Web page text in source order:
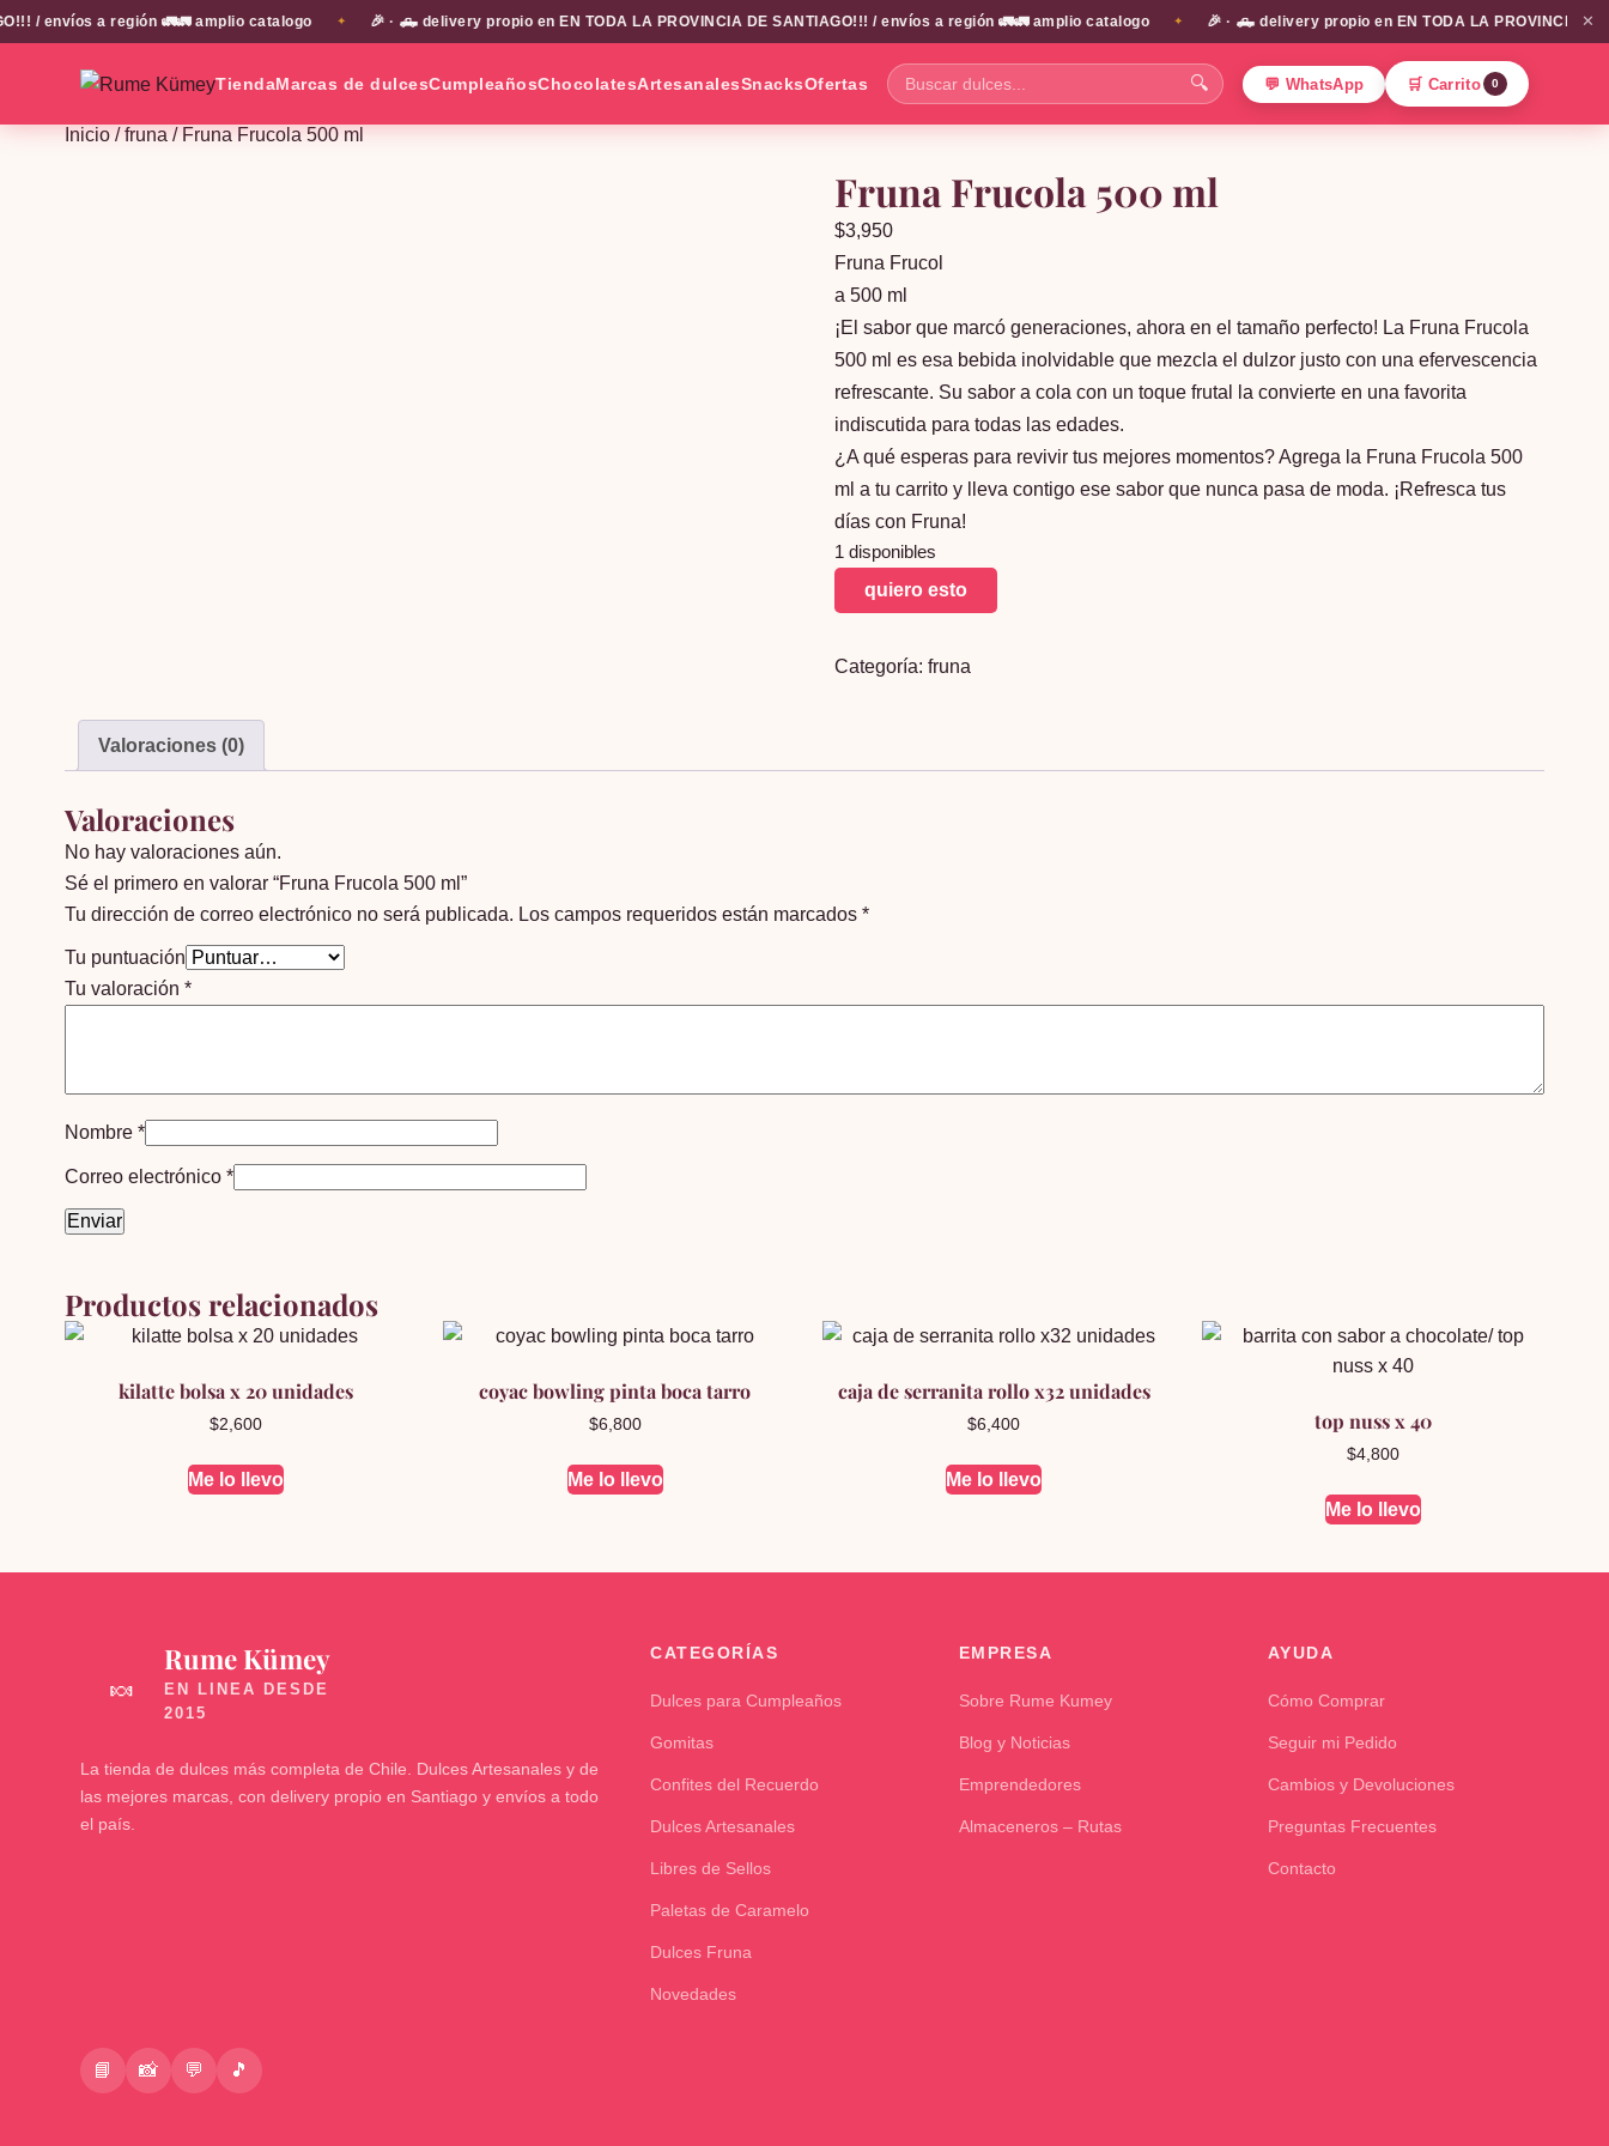
envíos a región 🚛🚛 amplio catalogo ✦ 🎉 · 🛻 delivery propio en EN TODA LA PROVINCIA DE SANTIAGO!!! / envíos a región 🚛🚛 amplio catalogo ✦ 🎉 · 🛻 delivery propio en EN TODA LA PROVINCIA DE ✕
TiendaMarcas de dulcesCumpleañosChocolatesArtesanalesSnacksOfertas
Buscar
dulces...
🔍 💬 WhatsApp 🛒 Carrito 0
Inicio/fruna / Fruna Frucola 500 ml
Fruna Frucola 500 ml
$3,950
Fruna Frucol
a 500 ml
¡El sabor que marcó generaciones, ahora en el tamaño perfecto! La Fruna Frucola
500 ml es esa bebida inolvidable que mezcla el dulzor justo con una efervescencia
refrescante. Su sabor a cola con un toque frutal la convierte en una favorita
indiscutida para todas las edades.
¿A qué esperas para revivir tus mejores momentos? Agrega la Fruna Frucola 500
ml a tu carrito y lleva contigo ese sabor que nunca pasa de moda. ¡Refresca tus
días con Fruna!
1 disponibles
Fruna
Frucola
ml
quiero esto
Categoría: fruna
Valoraciones (0)
Valoraciones
No hay valoraciones aún.
Sé el primero en valorar “Fruna Frucola 500 ml”
Tu dirección de correo electrónico no será publicada. Los campos requeridos están marcados *
Tu puntuación
Tu valoración *
Nombre *
Correo electrónico *
Productos relacionados
kilatte bolsa x 20 unidades
$2,600
Me lo llevo
coyac bowling pinta boca tarro
$6,800
Me lo llevo
caja de serranita rollo x32 unidades
$6,400
Me lo llevo
top nuss x 40
$4,800
Me lo llevo
🍬
Rume Kümey
La tienda de dulces más completa de Chile. Dulces Artesanales y de
las mejores marcas, con delivery propio en Santiago y envíos a todo
el país.
📘 📸 💬 🎵
CATEGORÍAS
Dulces para Cumpleaños
Gomitas
Confites del Recuerdo
Dulces Artesanales
Libres de Sellos
Paletas de Caramelo
Dulces Fruna
Novedades
EMPRESA
Sobre Rume Kumey
Blog y Noticias
Emprendedores
Almaceneros – Rutas
AYUDA
Cómo Comprar
Seguir mi Pedido
Cambios y Devoluciones
Preguntas Frecuentes
Contacto